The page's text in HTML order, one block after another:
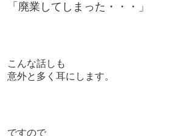
「廃業してしまった・・・」
こんな話しも
意外と多く耳にします。
ですので